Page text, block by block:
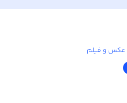
عکس و فیلم